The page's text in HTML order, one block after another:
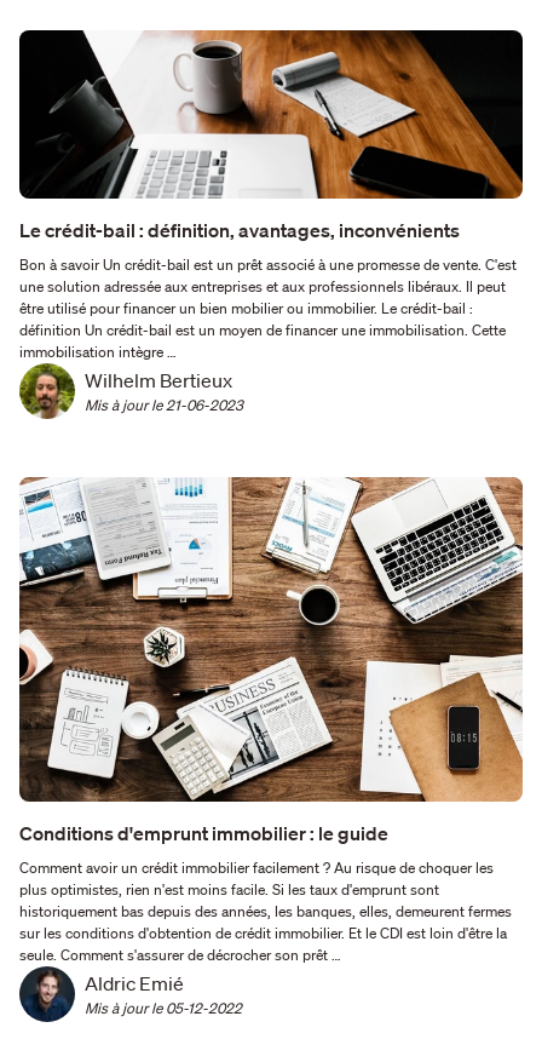
Le crédit-bail : définition, avantages, inconvénients
Bon à savoir Un crédit-bail est un prêt associé à une promesse de vente. C'est
une solution adressée aux entreprises et aux professionnels libéraux. Il peut
être utilisé pour financer un bien mobilier ou immobilier. Le crédit-bail :
définition Un crédit-bail est un moyen de financer une immobilisation. Cette
immobilisation intègre …
Wilhelm Bertieux
Mis à jour le 21-06-2023
Conditions d'emprunt immobilier : le guide
Comment avoir un crédit immobilier facilement ? Au risque de choquer les
plus optimistes, rien n'est moins facile. Si les taux d'emprunt sont
historiquement bas depuis des années, les banques, elles, demeurent fermes
sur les conditions d'obtention de crédit immobilier. Et le CDI est loin d'être la
seule. Comment s'assurer de décrocher son prêt …
Aldric Emié
Mis à jour le 05-12-2022